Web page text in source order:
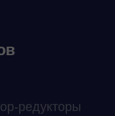
редукторы